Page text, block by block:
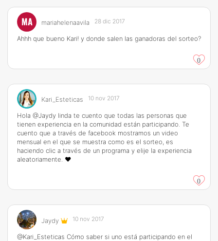
MA mariahelenaavila 28 dic 2017
Ahhh que bueno Kari! y donde salen las ganadoras del sorteo?
0
Kari_Esteticas 10 nov 2017
Hola @Jaydy linda te cuento que todas las personas que
tienen experiencia en la comunidad están participando. Te
cuento que a través de facebook mostramos un video
mensual en el que se muestra como es el sorteo, es
haciendo clic a través de un programa y elije la experiencia
aleatoriamente. ❤️
0
Jaydy 10 nov 2017
@Kari_Esteticas Cómo saber si uno está participando en el